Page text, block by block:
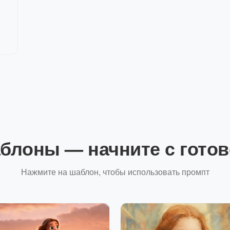
— начните с
Нажмите на шаблон, чтобы использовать промпт